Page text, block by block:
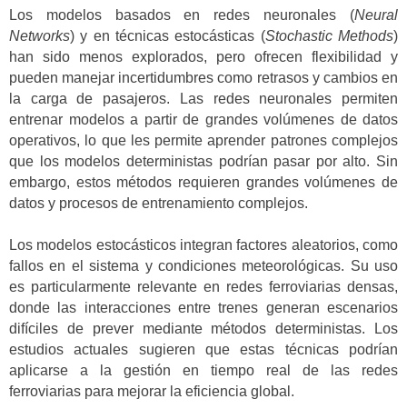
Los modelos basados en redes neuronales (Neural
Networks) y en técnicas estocásticas (Stochastic Methods)
han sido menos explorados, pero ofrecen flexibilidad y
pueden manejar incertidumbres como retrasos y cambios en
la carga de pasajeros. Las redes neuronales permiten
entrenar modelos a partir de grandes volúmenes de datos
operativos, lo que les permite aprender patrones complejos
que los modelos deterministas podrían pasar por alto. Sin
embargo, estos métodos requieren grandes volúmenes de
datos y procesos de entrenamiento complejos.
Los modelos estocásticos integran factores aleatorios, como
fallos en el sistema y condiciones meteorológicas. Su uso
es particularmente relevante en redes ferroviarias densas,
donde las interacciones entre trenes generan escenarios
difíciles de prever mediante métodos deterministas. Los
estudios actuales sugieren que estas técnicas podrían
aplicarse a la gestión en tiempo real de las redes
ferroviarias para mejorar la eficiencia global.